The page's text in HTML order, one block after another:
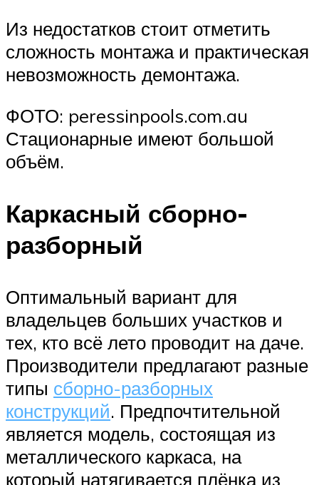
Из недостатков стоит отметить
сложность монтажа и практическая
невозможность демонтажа.
ФОТО: peressinpools.com.au
Стационарные имеют большой
объём.
Каркасный сборно-
разборный
Оптимальный вариант для
владельцев больших участков и
тех, кто всё лето проводит на даче.
Производители предлагают разные
типы сборно-разборных
конструкций. Предпочтительной
является модель, состоящая из
металлического каркаса, на
который натягивается плёнка из